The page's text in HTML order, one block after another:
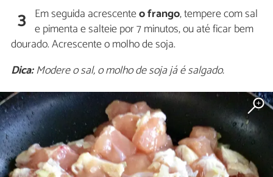
3 Em seguida acrescenteo frango, tempere com sal
e pimenta e salteie por 7 minutos, ou até ficar bem
dourado. Acrescente o molho de soja.
Dica:Modere o sal, o molho de soja já é salgado.